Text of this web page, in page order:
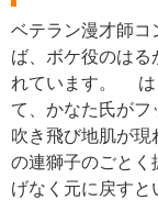
ベテラン漫才師コ
ば、ボケ役のはる
れています。 は
て、かなた氏が
吹き飛び地肌が現
の連獅子のごとく
げなく元に戻すと